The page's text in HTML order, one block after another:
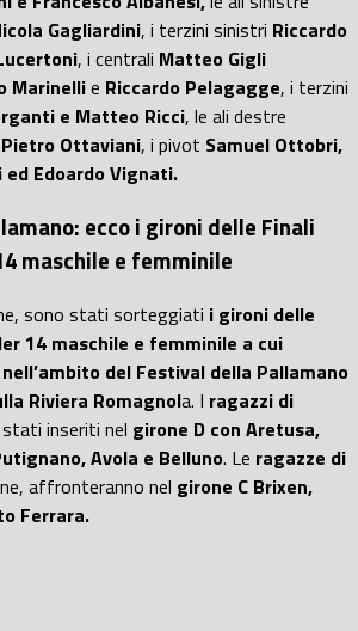
Gagliardini, i terzini sinistri Riccardo
, i centrali Matteo Gigli
Marinellie Riccardo Pelagagge, i terzini
e Matteo Ricci, le ali destre
Ottaviani, i pivot Samuel Ottobri,
ed Edoardo Vignati.
ecco i gironi delle Finali
maschile e femminile
sono stati sorteggiati i gironi delle
14 maschile e femminile a cui
del Festival della Pallamano
Riviera Romagnola. I ragazzi di
inseriti nel girone D con Aretusa,
Avola e Belluno. Le ragazze di
affronteranno nel girone C Brixen,
Ferrara.